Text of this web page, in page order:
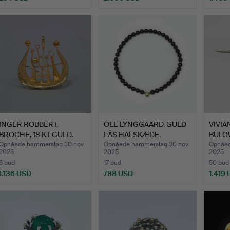
ROBBERT,
18 KT GULD.
hammerslag 30 nov
bud
USD
OLE LYNGGAARD. GULD
LÅS HALSKÆDE.
Opnåede hammerslag 30 nov
2025
17 bud
788 USD
MED
2025
50 bud
1.419